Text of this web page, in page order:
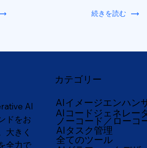
続きを読む
カテゴリー
AIイメージエンハン
AIコードジェネレー
AIタスク管理
ノーコード／ローコ
全てのツール
AI
ドをお
大きく
全力で